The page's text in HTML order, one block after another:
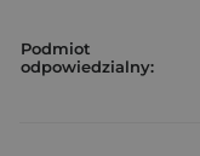
Podmiot
odpowiedzialny: